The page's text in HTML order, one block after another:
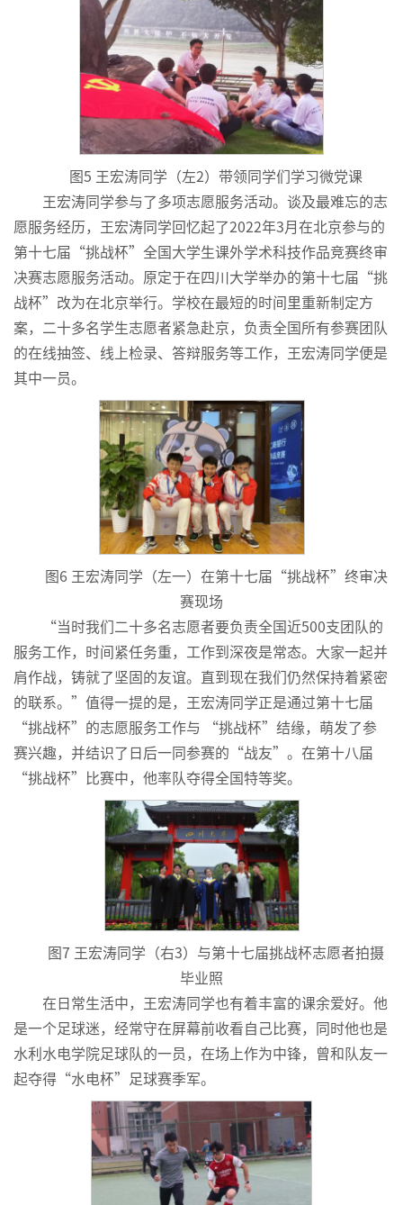
图5 王宏涛同学（左2）带领同学们学习微党课
王宏涛同学参与了多项志愿服务活动。谈及最难忘的志
愿服务经历，王宏涛同学回忆起了2022年3月在北京参与的
第十七届“挑战杯”全国大学生课外学术科技作品竞赛终审
决赛志愿服务活动。原定于在四川大学举办的第十七届“挑
战杯”改为在北京举行。学校在最短的时间里重新制定方
案，二十多名学生志愿者紧急赴京，负责全国所有参赛团队
的在线抽签、线上检录、答辩服务等工作，王宏涛同学便是
其中一员。
图6 王宏涛同学（左一）在第十七届“挑战杯”终审决
赛现场
“当时我们二十多名志愿者要负责全国近500支团队的
服务工作，时间紧任务重，工作到深夜是常态。大家一起并
肩作战，铸就了坚固的友谊。直到现在我们仍然保持着紧密
的联系。”值得一提的是，王宏涛同学正是通过第十七届
“挑战杯”的志愿服务工作与 “挑战杯”结缘，萌发了参
赛兴趣，并结识了日后一同参赛的“战友”。在第十八届
“挑战杯”比赛中，他率队夺得全国特等奖。
图7 王宏涛同学（右3）与第十七届挑战杯志愿者拍摄
毕业照
在日常生活中，王宏涛同学也有着丰富的课余爱好。他
是一个足球迷，经常守在屏幕前收看自己比赛，同时他也是
水利水电学院足球队的一员，在场上作为中锋，曾和队友一
起夺得“水电杯”足球赛季军。